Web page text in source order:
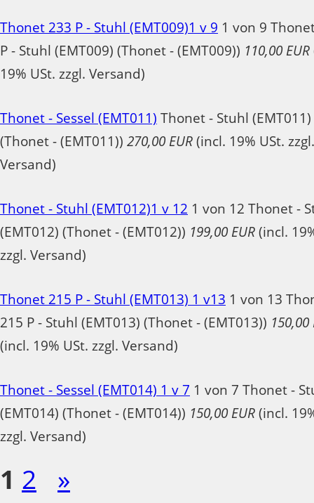
Thonet 233 P - Stuhl (EMT009)1 v 9 1 von 9
P - Stuhl (EMT009) (Thonet - (EMT009)) 110,00 EUR
19% USt. zzgl. Versand)
Thonet - Sessel (EMT011) Thonet - Stuhl (EMT011)
(Thonet - (EMT011)) 270,00 EUR (incl. 19% USt. zzgl.
Versand)
Thonet - Stuhl (EMT012)1 v 12 1 von 12 Thonet -
(EMT012) (Thonet - (EMT012)) 199,00 EUR (incl.
zzgl. Versand)
Thonet 215 P - Stuhl (EMT013) 1 v13 1 von 13
215 P - Stuhl (EMT013) (Thonet - (EMT013)) 150,00
(incl. 19% USt. zzgl. Versand)
Thonet - Sessel (EMT014) 1 v 7 1 von 7 Thonet -
(EMT014) (Thonet - (EMT014)) 150,00 EUR (incl.
zzgl. Versand)
1 2
»